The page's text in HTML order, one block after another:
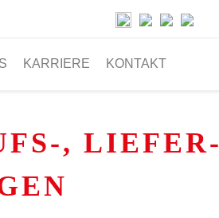
KARRIERE KONTAKT
, LIEFER-